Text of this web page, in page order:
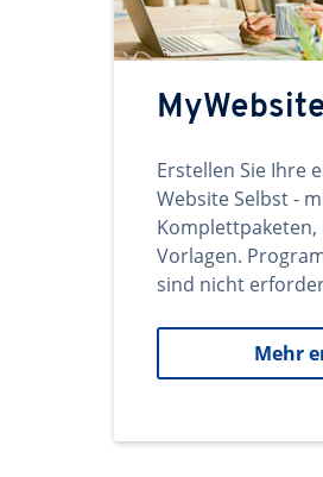
Erstellen Sie Ihre
Website Selbst -
Komplettpaketen,
Vorlagen.
sind nicht
Mehr